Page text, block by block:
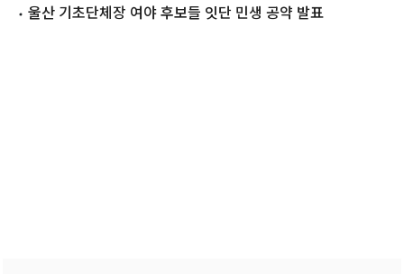
울산 기초단체장 여야 후보들 잇단 민생 공약 발표